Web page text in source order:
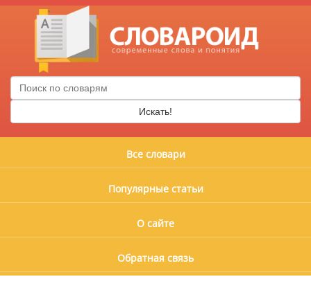
Искать!
Все словари
Популярные статьи
О сайте
Обратная связь